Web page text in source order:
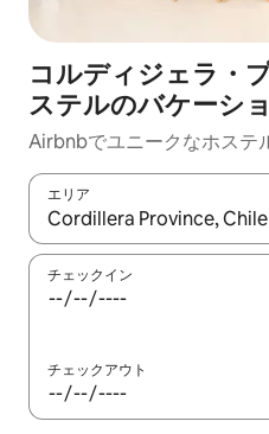
コルディジェラ・
ステルのバケーシ
Airbnbでユニークなホステ
エリア
検索結果が表示されたら、
チェックイン
チェックアウト